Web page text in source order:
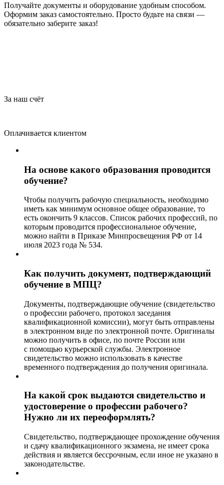
Получайте документы и оборудование удобным способом.
Оформим заказ самостоятельно. Просто будьте на связи —
обязательно заберите заказ!
За наш счёт
Оплачивается клиентом
На основе какого образования проводится
обучение?
Чтобы получить рабочую специальность, необходимо
иметь как минимум основное общее образование, то
есть окончить 9 классов. Список рабочих профессий, по
которым проводится профессиональное обучение,
можно найти в Приказе Минпросвещения РФ от 14
июля 2023 года № 534.
Как получить документ, подтверждающий
обучение в МПЦ?
Документы, подтверждающие обучение (свидетельство
о профессии рабочего, протокол заседания
квалификационной комиссии), могут быть отправлены
в электронном виде по электронной почте. Оригиналы
можно получить в офисе, по почте России или
с помощью курьерской службы. Электронное
свидетельство можно использовать в качестве
временного подтверждения до получения оригинала.
На какой срок выдаются свидетельство и
удостоверение о профессии рабочего?
Нужно ли их переоформлять?
Свидетельство, подтверждающее прохождение обучения
и сдачу квалификационного экзамена, не имеет срока
действия и является бессрочным, если иное не указано в
законодательстве.